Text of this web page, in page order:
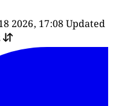
2026, 17:08Updated